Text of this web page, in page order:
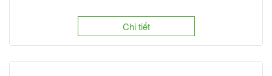
Chi tiết